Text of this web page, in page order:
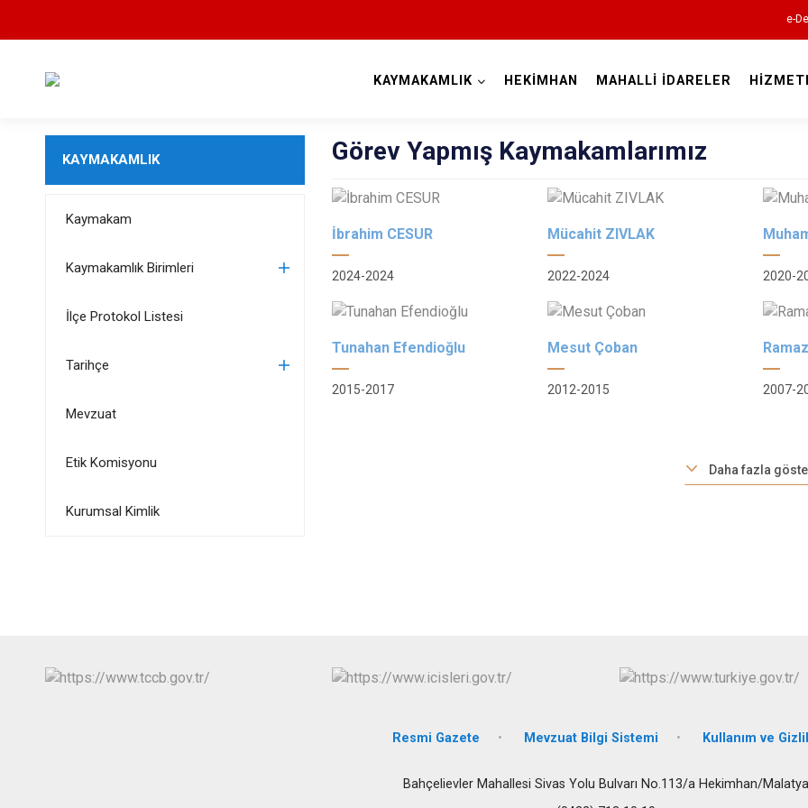
e-
Akçadağ
Arapgir
Arguvan
Battalgazi
Doğanyol
KAYMAKAMLIK HEKİMHAN MAHALLİ İDARELER
KAYMAKAMLIK
Kaymakam
Kaymakamlık Birimleri
İlçe Protokol Listesi
Tarihçe
Mevzuat
Etik Komisyonu
Kurumsal Kimlik
Görev Yapmış Kaymakamlarımız
İbrahim CESUR
2024-2024
Mücahit ZIVLAK
2022-2024 2020-
Tunahan Efendioğlu
2015-2017
Mesut Çoban
2012-2015 2007-
Daha fazla
Resmi Gazete Mevzuat Bilgi Sistemi Kullanım ve
Bahçelievler Mahallesi Sivas Yolu Bulvarı No.113/a Hekimhan/Malatya